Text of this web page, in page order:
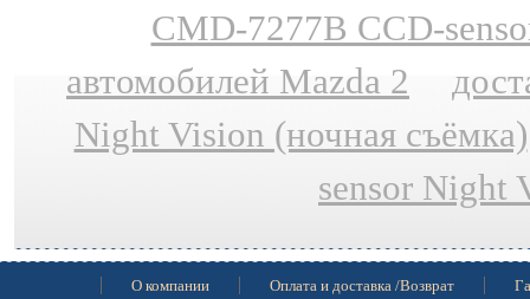
CMD-7277B CCD-
автомобилей Mazda 2
Night Vision (ночная съёмка)
sensor Night
О компании Оплата и доставка /Возврат